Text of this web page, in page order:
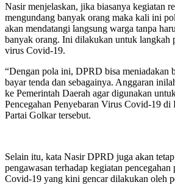
Nasir menjelaskan, jika biasanya kegiatan
mengundang banyak orang maka kali ini
akan mendatangi langsung warga tanpa
banyak orang. Ini dilakukan untuk langkah
virus Covid-19.
“Dengan pola ini, DPRD bisa meniadakan
bayar tenda dan sebagainya. Anggaran
ke Pemerintah Daerah agar digunakan
Pencegahan Penyebaran Virus Covid-19 di
Partai Golkar tersebut.
Selain itu, kata Nasir DPRD juga akan
pengawasan terhadap kegiatan
Covid-19 yang kini gencar dilakukan oleh